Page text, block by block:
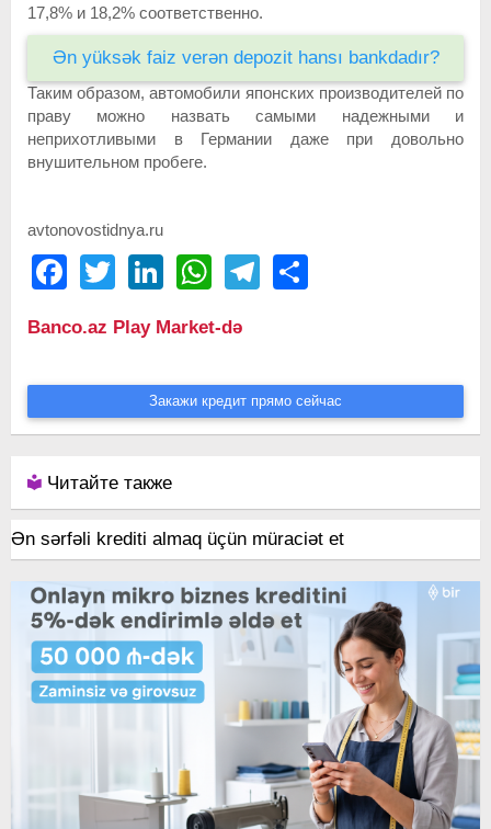
17,8% и 18,2% соответственно.
Ən yüksək faiz verən depozit hansı bankdadır?
Таким образом, автомобили японских производителей по
праву можно назвать самыми надежными и
неприхотливыми в Германии даже при довольно
внушительном пробеге.
avtonovostidnya.ru
FacebookTwitter LinkedIn WhatsAppTelegram
Banco.az Play Market-də
Закажи кредит прямо сейчас
Читайте также
Ən sərfəli krediti almaq üçün müraciət et